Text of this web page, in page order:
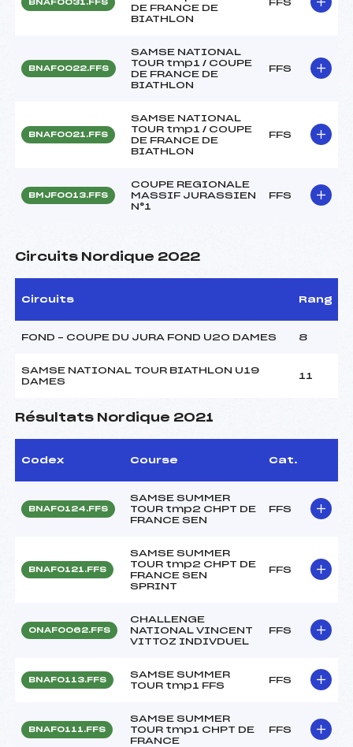
BNAF0031.FFS
DE FRANCE DE
BIATHLON
FFS
BNAF0022.FFS
SAMSE NATIONAL
TOUR tmp1 / COUPE
DE FRANCE DE
BIATHLON
FFS
BNAF0021.FFS
SAMSE NATIONAL
TOUR tmp1 / COUPE
DE FRANCE DE
BIATHLON
FFS
BMJF0013.FFS
COUPE REGIONALE
MASSIF JURASSIEN
N°1
FFS
Circuits Nordique 2022
Circuits Rang
FOND – COUPE DU JURA FOND U20 DAMES 8
SAMSE NATIONAL TOUR BIATHLON U19
DAMES
11
Résultats Nordique 2021
Codex Course Cat.
BNAF0124.FFS
SAMSE SUMMER
TOUR tmp2 CHPT DE
FRANCE SEN
FFS
BNAF0121.FFS
SAMSE SUMMER
TOUR tmp2 CHPT DE
FRANCE SEN
SPRINT
FFS
ONAF0062.FFS
CHALLENGE
NATIONAL VINCENT
VITTOZ INDIVDUEL
FFS
BNAF0113.FFS
SAMSE SUMMER
TOUR tmp1 FFS
FFS
BNAF0111.FFS
SAMSE SUMMER
TOUR tmp1 CHPT DE
FRANCE
FFS